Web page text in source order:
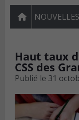
NOUVELLES
Haut taux
CSS des
Publié le 31